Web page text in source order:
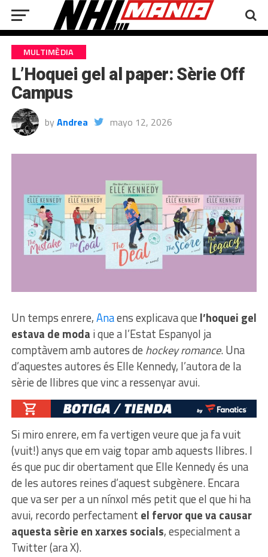
MULTIMÈDIA
L’Hoquei gel al paper: Sèrie Off
Campus
by Andrea mayo 12, 2026
Un temps enrere,Anaens explicava que l’hoquei gel
estava de moda i que a l’Estat Espanyol ja
comptàvem amb autores de hockey romance. Una
d’aquestes autores és Elle Kennedy, l’autora de la
sèrie de llibres que vinc a ressenyar avui.
Si miro enrere, em fa vertigen veure que ja fa vuit
(vuit!) anys que em vaig topar amb aquests llibres. I
és que puc dir obertament que Elle Kennedy és una
de les autores reines d’aquest subgènere. Encara
que va ser per a un nínxol més petit que el que hi ha
avui, recordo perfectament el fervor que va causar
aquesta sèrie en xarxes socials, especialment a
Twitter (ara X).